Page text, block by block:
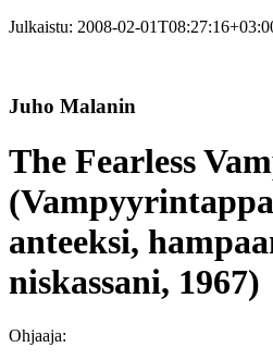
Julkaistu: 2008-02-
Juho Malanin
The Fearless
anteeksi,
niskassani, 1967)
Ohjaaja: